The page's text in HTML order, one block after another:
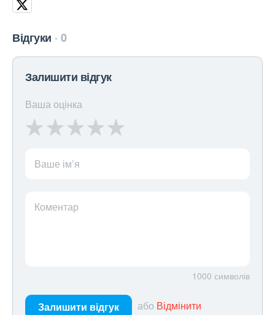
Відгуки 0
Залишити відгук
Ваша оцінка
Ваше ім’я
Коментар
1000 символів
Залишити відгук або Відмінити